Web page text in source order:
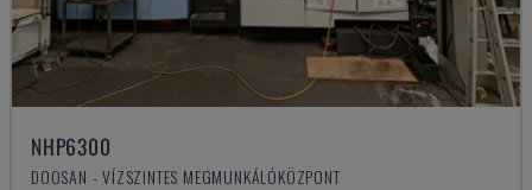
NHP6300
DOOSAN - VÍZSZINTES MEGMUNKÁLÓKÖZPONT